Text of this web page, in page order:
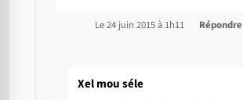
Le 24 juin 2015 à 1h11 Répondre
Xel mou séle